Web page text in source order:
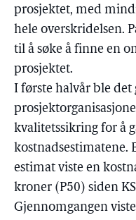
prosjektet, med
hele overskridelsen.
til å søke å finne en
prosjektet.
I første halvår ble
kvalitetssikring for å
kostnadsestimatene.
estimat viste en
kroner (P50) siden
Gjennomgangen